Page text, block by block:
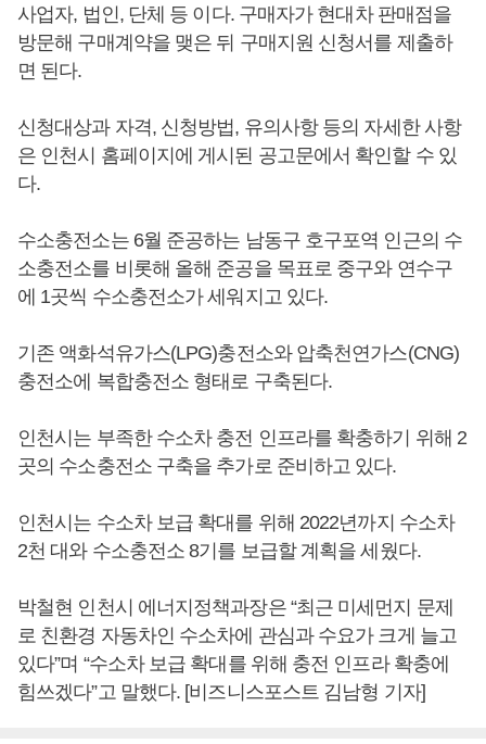
사업자, 법인, 단체 등 이다. 구매자가 현대차 판매점을
방문해 구매계약을 맺은 뒤 구매지원 신청서를 제출하
면 된다.
신청대상과 자격, 신청방법, 유의사항 등의 자세한 사항
은 인천시 홈페이지에 게시된 공고문에서 확인할 수 있
다.
수소충전소는 6월 준공하는 남동구 호구포역 인근의 수
소충전소를 비롯해 올해 준공을 목표로 중구와 연수구
에 1곳씩 수소충전소가 세워지고 있다.
기존 액화석유가스(LPG)충전소와 압축천연가스(CNG)
충전소에 복합충전소 형태로 구축된다.
인천시는 부족한 수소차 충전 인프라를 확충하기 위해 2
곳의 수소충전소 구축을 추가로 준비하고 있다.
인천시는 수소차 보급 확대를 위해 2022년까지 수소차
2천 대와 수소충전소 8기를 보급할 계획을 세웠다.
박철현 인천시 에너지정책과장은 “최근 미세먼지 문제
로 친환경 자동차인 수소차에 관심과 수요가 크게 늘고
있다”며 “수소차 보급 확대를 위해 충전 인프라 확충에
힘쓰겠다”고 말했다. [비즈니스포스트 김남형 기자]